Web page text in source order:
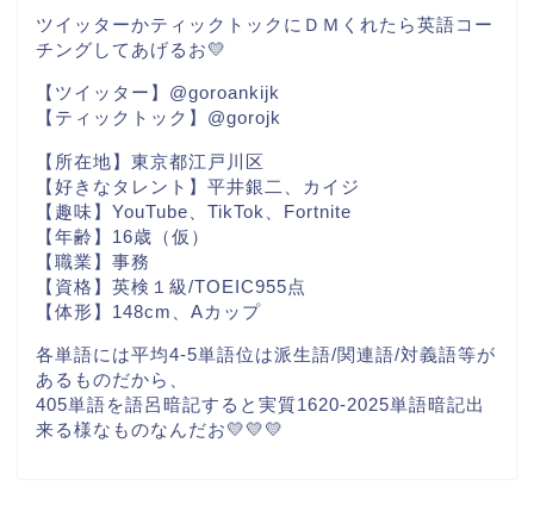
ツイッターかティックトックにＤＭくれたら英語コー
チングしてあげるお💛
【ツイッター】@goroankijk
【ティックトック】@gorojk
【所在地】東京都江戸川区
【好きなタレント】平井銀二、カイジ
【趣味】YouTube、TikTok、Fortnite
【年齢】16歳（仮）
【職業】事務
【資格】英検１級/TOEIC955点
【体形】148cm、Aカップ
各単語には平均4-5単語位は派生語/関連語/対義語等が
あるものだから、
405単語を語呂暗記すると実質1620-2025単語暗記出
来る様なものなんだお💛💛💛